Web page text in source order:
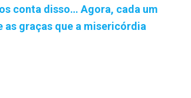
conta disso… Agora, cada um
as graças que a misericórdia